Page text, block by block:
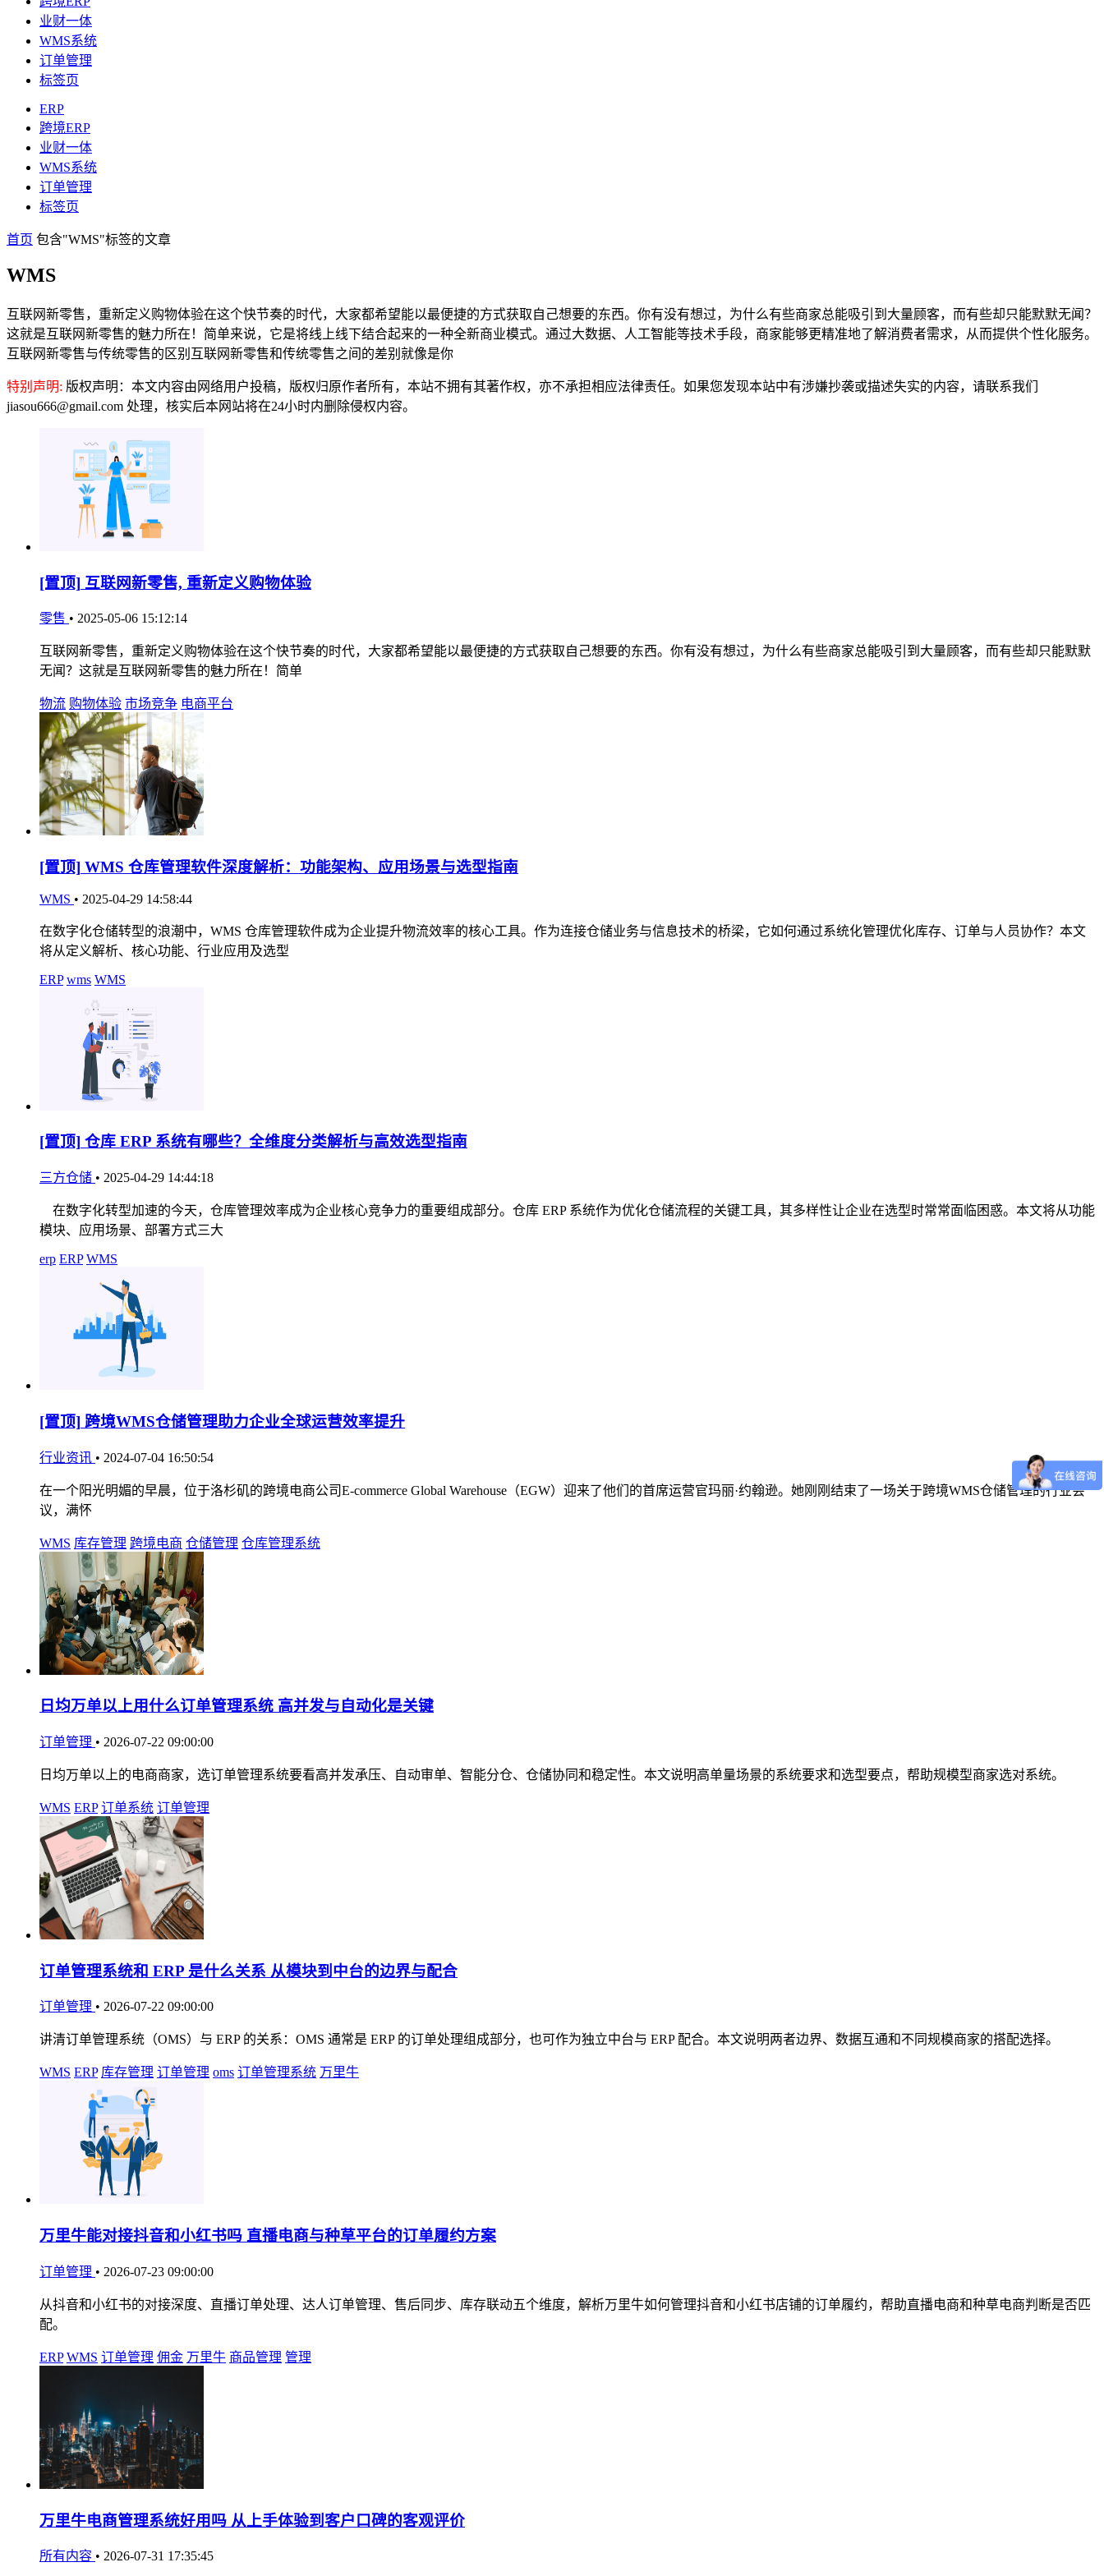
业财一体
WMS系统
订单管理
标签页
ERP
跨境ERP
业财一体
WMS系统
订单管理
标签页
首页 包含"WMS"标签的文章
WMS
互联网新零售，重新定义购物体验在这个快节奏的时代，大家都希望能以最便捷的方式获取自己想要的东西。你有没有想过，为什么有些商家总能吸引到大量顾客，而有些却只能默默无闻？
这就是互联网新零售的魅力所在！简单来说，它是将线上线下结合起来的一种全新商业模式。通过大数据、人工智能等技术手段，商家能够更精准地了解消费者需求，从而提供个性化服务。
互联网新零售与传统零售的区别互联网新零售和传统零售之间的差别就像是你
特别声明: 版权声明：本文内容由网络用户投稿，版权归原作者所有，本站不拥有其著作权，亦不承担相应法律责任。如果您发现本站中有涉嫌抄袭或描述失实的内容，请联系我们
jiasou666@gmail.com 处理，核实后本网站将在24小时内删除侵权内容。
[置顶] 互联网新零售, 重新定义购物体验
零售 • 2025-05-06 15:12:14
互联网新零售，重新定义购物体验在这个快节奏的时代，大家都希望能以最便捷的方式获取自己想要的东西。你有没有想过，为什么有些商家总能吸引到大量顾客，而有些却只能默默
无闻？这就是互联网新零售的魅力所在！简单
物流 购物体验 市场竞争 电商平台
[置顶] WMS 仓库管理软件深度解析：功能架构、应用场景与选型指南
WMS • 2025-04-29 14:58:44
在数字化仓储转型的浪潮中，WMS 仓库管理软件成为企业提升物流效率的核心工具。作为连接仓储业务与信息技术的桥梁，它如何通过系统化管理优化库存、订单与人员协作？本文
将从定义解析、核心功能、行业应用及选型
ERP wms WMS
[置顶] 仓库 ERP 系统有哪些？全维度分类解析与高效选型指南
三方仓储 • 2025-04-29 14:44:18
在数字化转型加速的今天，仓库管理效率成为企业核心竞争力的重要组成部分。仓库 ERP 系统作为优化仓储流程的关键工具，其多样性让企业在选型时常常面临困惑。本文将从功能
模块、应用场景、部署方式三大
erp ERP WMS
[置顶] 跨境WMS仓储管理助力企业全球运营效率提升
行业资讯 • 2024-07-04 16:50:54
在一个阳光明媚的早晨，位于洛杉矶的跨境电商公司E-commerce Global Warehouse（EGW）迎来了他们的首席运营官玛丽·约翰逊。她刚刚结束了一场关于跨境WMS仓储管理的行业会
议，满怀
WMS 库存管理 跨境电商 仓储管理 仓库管理系统
日均万单以上用什么订单管理系统 高并发与自动化是关键
订单管理 • 2026-07-22 09:00:00
日均万单以上的电商商家，选订单管理系统要看高并发承压、自动审单、智能分仓、仓储协同和稳定性。本文说明高单量场景的系统要求和选型要点，帮助规模型商家选对系统。
WMS ERP 订单系统 订单管理
订单管理系统和 ERP 是什么关系 从模块到中台的边界与配合
订单管理 • 2026-07-22 09:00:00
讲清订单管理系统（OMS）与 ERP 的关系：OMS 通常是 ERP 的订单处理组成部分，也可作为独立中台与 ERP 配合。本文说明两者边界、数据互通和不同规模商家的搭配选择。
WMS ERP 库存管理 订单管理 oms 订单管理系统 万里牛
万里牛能对接抖音和小红书吗 直播电商与种草平台的订单履约方案
订单管理 • 2026-07-23 09:00:00
从抖音和小红书的对接深度、直播订单处理、达人订单管理、售后同步、库存联动五个维度，解析万里牛如何管理抖音和小红书店铺的订单履约，帮助直播电商和种草电商判断是否匹
配。
ERP WMS 订单管理 佣金 万里牛 商品管理 管理
万里牛电商管理系统好用吗 从上手体验到客户口碑的客观评价
所有内容 • 2026-07-31 17:35:45